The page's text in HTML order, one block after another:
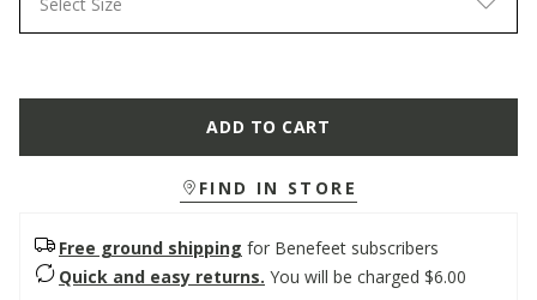
ADD TO CART
FIND IN STORE
Free ground shipping for Benefeet subscribers
Quick and easy returns. You will be charged $6.00